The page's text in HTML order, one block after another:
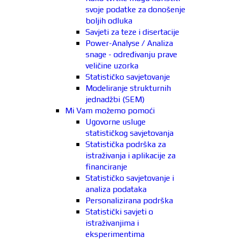
svoje podatke za donošenje
boljih odluka
Savjeti za teze i disertacije
Power-Analyse / Analiza
snage - određivanju prave
veličine uzorka
Statističko savjetovanje
Modeliranje strukturnih
jednadžbi (SEM)
Mi Vam možemo pomoći
Ugovorne usluge
statističkog savjetovanja
Statistička podrška za
istraživanja i aplikacije za
financiranje
Statističko savjetovanje i
analiza podataka
Personalizirana podrška
Statistički savjeti o
istraživanjima i
eksperimentima